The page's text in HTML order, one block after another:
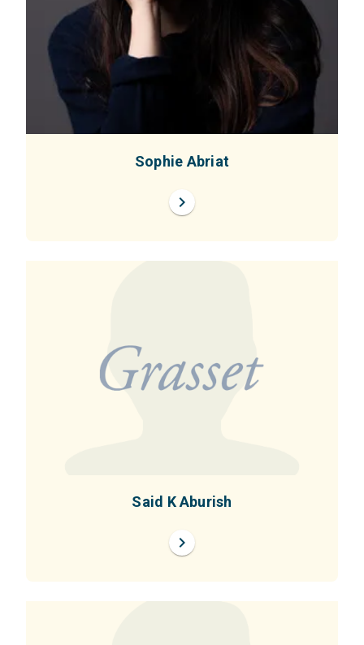
Sophie Abriat
chevron_right
Said K Aburish
chevron_right